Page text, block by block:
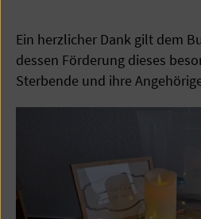
Ein herzlicher Dank gilt dem
dessen Förderung dieses
Sterbende und ihre